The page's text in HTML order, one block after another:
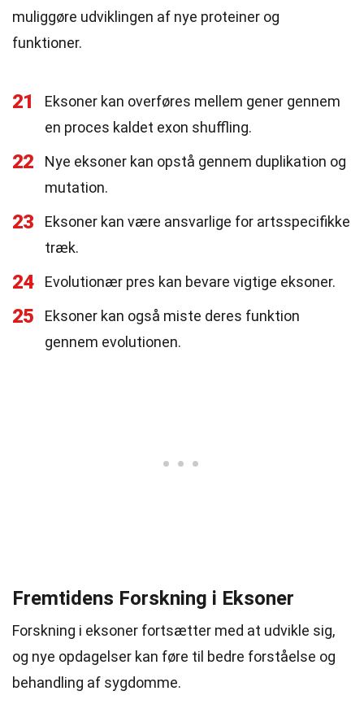
muliggøre udviklingen af nye proteiner og
funktioner.
21
Eksoner kan overføres mellem gener gennem
en proces kaldet exon shuffling.
22
Nye eksoner kan opstå gennem duplikation og
mutation.
23
Eksoner kan være ansvarlige for artsspecifikke
træk.
24 Evolutionær pres kan bevare vigtige eksoner.
25
Eksoner kan også miste deres funktion
gennem evolutionen.
Fremtidens Forskning i Eksoner
Forskning i eksoner fortsætter med at udvikle sig,
og nye opdagelser kan føre til bedre forståelse og
behandling af sygdomme.